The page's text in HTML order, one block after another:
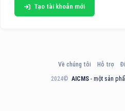
Tạo tài khoản mới
2024© AICMS - một sản
Về chúng tôi Hỗ trợ